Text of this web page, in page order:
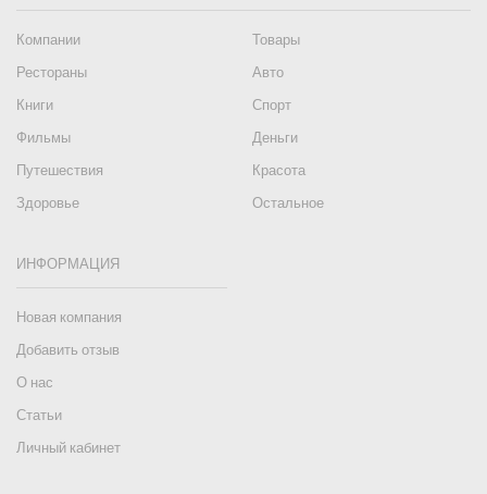
Компании
Товары
Рестораны
Авто
Книги
Спорт
Фильмы
Деньги
Путешествия
Красота
Здоровье
Остальное
ИНФОРМАЦИЯ
Новая компания
Добавить отзыв
О нас
Статьи
Личный кабинет